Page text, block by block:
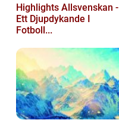
Highlights Allsvenskan -
Ett Djupdykande I
Fotboll...